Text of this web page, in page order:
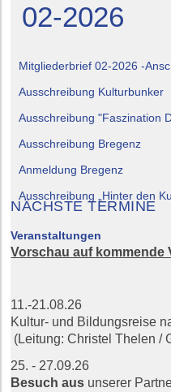
02-2026
Mitgliederbrief 02-2026 -
Ausschreibung Kulturbunker
Ausschreibung "Faszination
Ausschreibung Bregenz
Anmeldung Bregenz
Ausschreibung „Hinter den
NÄCHSTE TERMINE
Veranstaltungen
Vorschau auf kommende
11.-21.08.26
Kultur- und Bildungsreise
(Leitung: Christel Thelen /
25. - 27.09.26
Besuch aus unserer